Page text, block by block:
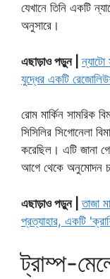
যেখানে তিনি একটি
অনুসারে।
এছাড়াও পড়ুন |
যুদ্ধের একটি
রোম মার্কিন সামরিক
সিসিলির সিগোনেলা
করেছিল। এটি জানা
আগে থেকে অনুমোদন
এছাড়াও পড়ুন |তাজা
প্রত্যাহার, একটি
ট্রাম্প-